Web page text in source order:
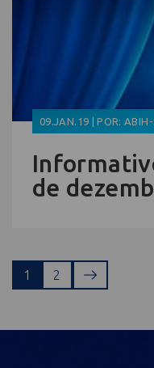
09.JAN.19 | POR: ABIH-
de
1 2